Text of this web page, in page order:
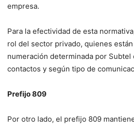
empresa.
Para la efectividad de esta
rol del sector privado, quienes
numeración determinada por Subtel
contactos y según tipo de
Prefijo 809
Por otro lado, el prefijo 809